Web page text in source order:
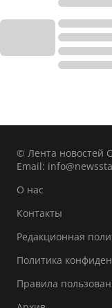
© Лента новостей
Email:
О нас
Контакты
Редакционная
Политика
Правила